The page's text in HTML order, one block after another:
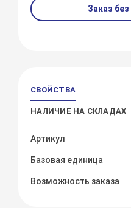
Заказ
СВОЙСТВА
НАЛИЧИЕ НА СКЛАДАХ
Артикул
Базовая единица
Возможность заказа